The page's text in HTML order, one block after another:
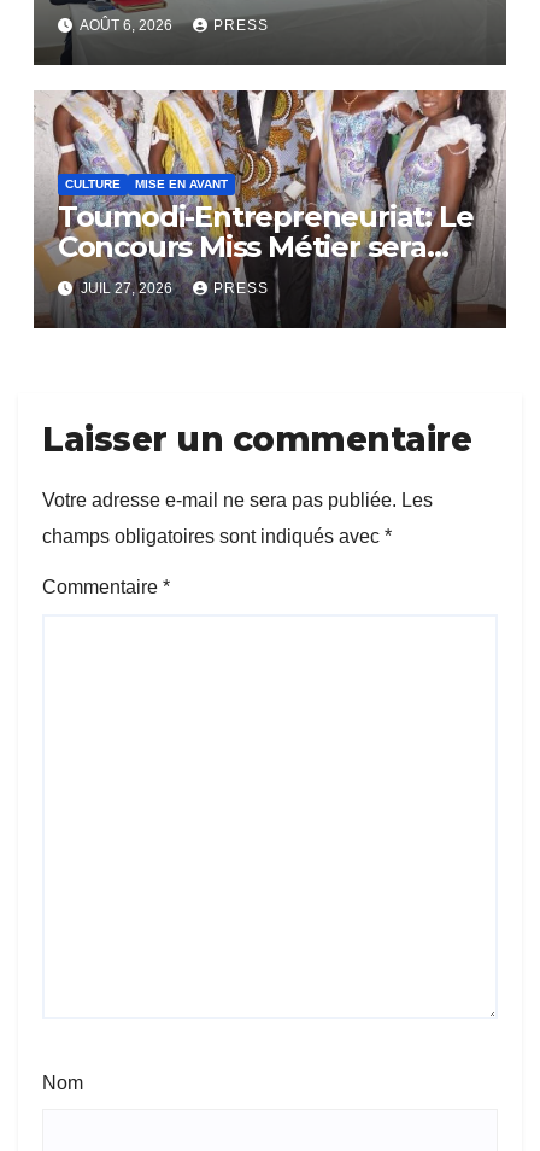
Communautaire
AOÛT 6, 2026 PRESS
CULTURE MISE EN AVANT
Toumodi-Entrepreneuriat: Le
Concours Miss Métier sera
bientôt lance.
JUIL 27, 2026 PRESS
Laisser un commentaire
Votre adresse e-mail ne sera pas publiée. Les
champs obligatoires sont indiqués avec *
Commentaire *
Nom